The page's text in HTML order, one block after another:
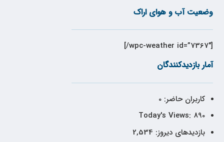
وضعیت آب و هوای اراک
[wpc-weather id=”7367″/]
آمار بازدیدکنندگان
کاربران حاضر:0
Today's Views: 890
بازدیدهای دیروز: 2,534